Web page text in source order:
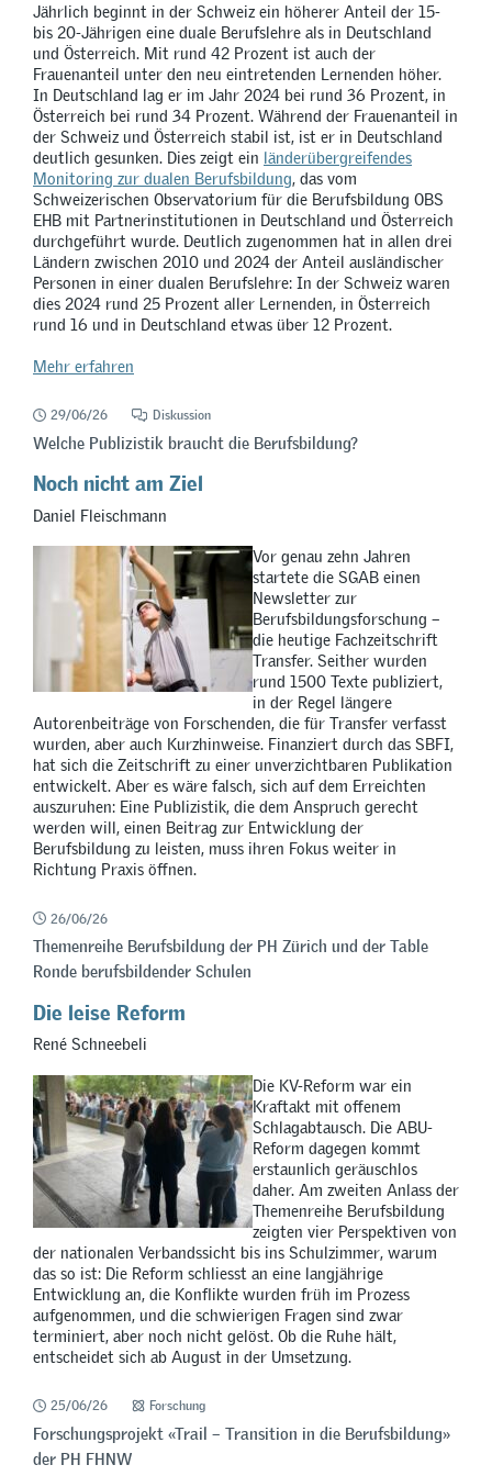
Jährlich beginnt in der Schweiz ein höherer Anteil der 15-
bis 20-Jährigen eine duale Berufslehre als in Deutschland
und Österreich. Mit rund 42 Prozent ist auch der
Frauenanteil unter den neu eintretenden Lernenden höher.
In Deutschland lag er im Jahr 2024 bei rund 36 Prozent, in
Österreich bei rund 34 Prozent. Während der Frauenanteil in
der Schweiz und Österreich stabil ist, ist er in Deutschland
deutlich gesunken. Dies zeigt ein länderübergreifendes
Monitoring zur dualen Berufsbildung, das vom
Schweizerischen Observatorium für die Berufsbildung OBS
EHB mit Partnerinstitutionen in Deutschland und Österreich
durchgeführt wurde. Deutlich zugenommen hat in allen drei
Ländern zwischen 2010 und 2024 der Anteil ausländischer
Personen in einer dualen Berufslehre: In der Schweiz waren
dies 2024 rund 25 Prozent aller Lernenden, in Österreich
rund 16 und in Deutschland etwas über 12 Prozent.
Mehr erfahren
29/06/26 Diskussion
Welche Publizistik braucht die Berufsbildung?
Noch nicht am Ziel
Daniel Fleischmann
Vor genau zehn Jahren
startete die SGAB einen
Newsletter zur
Berufsbildungsforschung –
die heutige Fachzeitschrift
Transfer. Seither wurden
rund 1500 Texte publiziert,
in der Regel längere
Autorenbeiträge von Forschenden, die für Transfer verfasst
wurden, aber auch Kurzhinweise. Finanziert durch das SBFI,
hat sich die Zeitschrift zu einer unverzichtbaren Publikation
entwickelt. Aber es wäre falsch, sich auf dem Erreichten
auszuruhen: Eine Publizistik, die dem Anspruch gerecht
werden will, einen Beitrag zur Entwicklung der
Berufsbildung zu leisten, muss ihren Fokus weiter in
Richtung Praxis öffnen.
26/06/26
Themenreihe Berufsbildung der PH Zürich und der Table
Ronde berufsbildender Schulen
Die leise Reform
René Schneebeli
Die KV-Reform war ein
Kraftakt mit offenem
Schlagabtausch. Die ABU-
Reform dagegen kommt
erstaunlich geräuschlos
daher. Am zweiten Anlass der
Themenreihe Berufsbildung
zeigten vier Perspektiven von
der nationalen Verbandssicht bis ins Schulzimmer, warum
das so ist: Die Reform schliesst an eine langjährige
Entwicklung an, die Konflikte wurden früh im Prozess
aufgenommen, und die schwierigen Fragen sind zwar
terminiert, aber noch nicht gelöst. Ob die Ruhe hält,
entscheidet sich ab August in der Umsetzung.
25/06/26 Forschung
Forschungsprojekt «Trail – Transition in die Berufsbildung»
der PH FHNW